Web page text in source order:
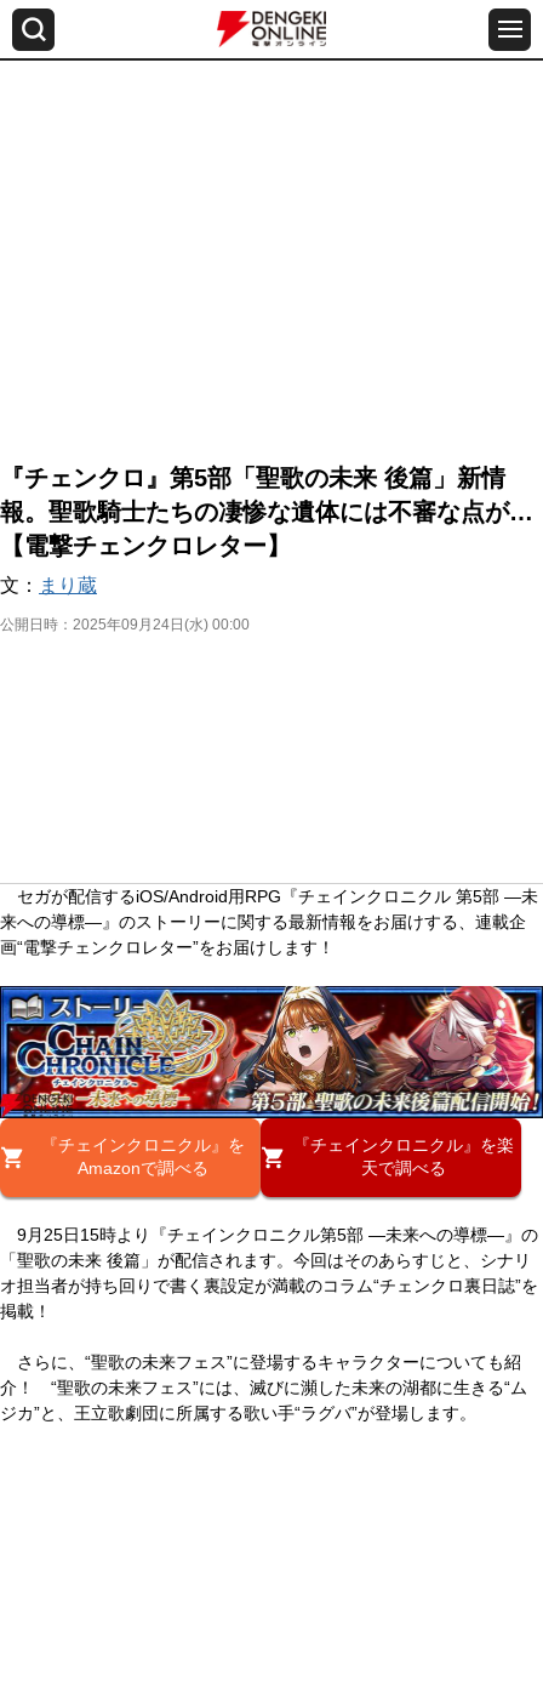
『チェンクロ』第5部「聖歌の未来 後篇」新情
報。聖歌騎士たちの凄惨な遺体には不審な点が…
【電撃チェンクロレター】
文： まり蔵
公開日時： 2025年09月24日(水) 00:00
セガが配信するiOS/Android用RPG『チェインクロニクル 第5部 ―未
来への導標―』のストーリーに関する最新情報をお届けする、連載企
画“電撃チェンクロレター”をお届けします！
『チェインクロニクル』を
Amazonで調べる
『チェインクロニクル』を楽
天で調べる
9月25日15時より『チェインクロニクル第5部 ―未来への導標―』の
「聖歌の未来 後篇」が配信されます。今回はそのあらすじと、シナリ
オ担当者が持ち回りで書く裏設定が満載のコラム“チェンクロ裏日誌”を
掲載！
さらに、“聖歌の未来フェス”に登場するキャラクターについても紹
介！ “聖歌の未来フェス”には、滅びに瀕した未来の湖都に生きる“ム
ジカ”と、王立歌劇団に所属する歌い手“ラグバ”が登場します。